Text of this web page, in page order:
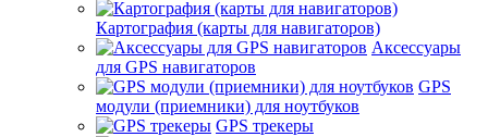
Картография (карты для навигаторов)
Аксессуары
для GPS навигаторов
GPS
модули (приемники) для ноутбуков
GPS трекеры